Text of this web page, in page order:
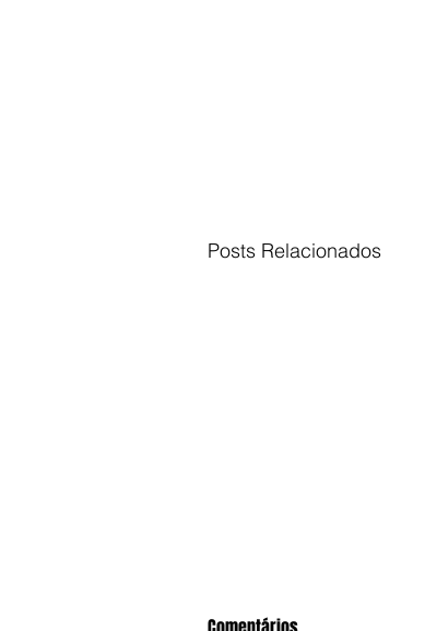
Posts Relacionados